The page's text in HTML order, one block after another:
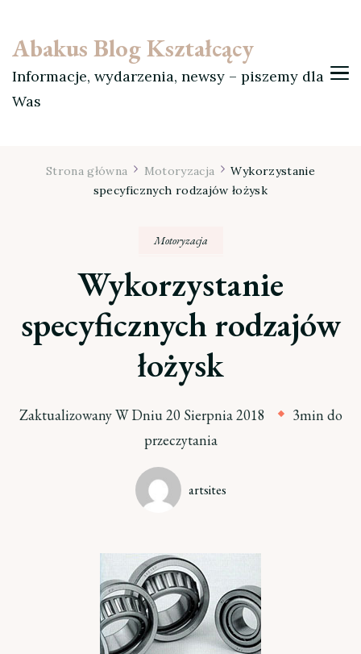
Abakus Blog Kształcący
Informacje, wydarzenia, newsy – piszemy dla
Was
Strona główna Motoryzacja
Wykorzystanie
specyficznych rodzajów łożysk
Motoryzacja
Wykorzystanie
specyficznych rodzajów
łożysk
Zaktualizowany W Dniu20 Sierpnia 2018
3min do
przeczytania
artsites